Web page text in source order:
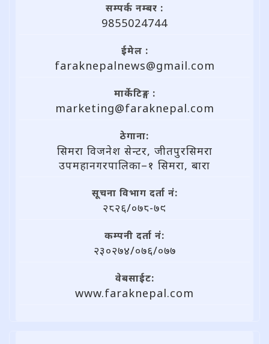
सम्पर्क नम्बर :
9855024744
ईमेल :
faraknepalnews@gmail.com
मार्केटिङ्ग :
marketing@faraknepal.com
ठेगाना:
सिमरा विजनेश सेन्टर, जीतपुरसिमरा
उपमहानगरपालिका–१ सिमरा, बारा
सूचना विभाग दर्ता नं:
२८२६/०७८-७९
कम्पनी दर्ता नं:
२३०२७४/०७६/०७७
वेबसाईट:
www.faraknepal.com